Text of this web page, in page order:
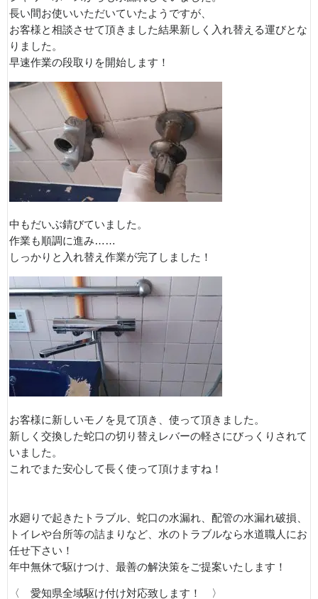
長い間お使いいただいていたようですが、
お客様と相談させて頂きました結果新しく入れ替える運びとな
りました。
早速作業の段取りを開始します！
中もだいぶ錆びていました。
作業も順調に進み……
しっかりと入れ替え作業が完了しました！
お客様に新しいモノを見て頂き、使って頂きました。
新しく交換した蛇口の切り替えレバーの軽さにびっくりされて
いました。
これでまた安心して長く使って頂けますね！
水廻りで起きたトラブル、蛇口の水漏れ、配管の水漏れ破損、
トイレや台所等の詰まりなど、水のトラブルなら水道職人にお
任せ下さい！
年中無休で駆けつけ、最善の解決策をご提案いたします！
〈 愛知県全域駆け付け対応致します！ 〉